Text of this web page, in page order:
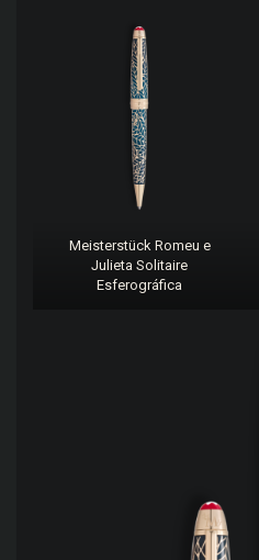
Meisterstück Romeu e
Julieta Solitaire
Esferográfica